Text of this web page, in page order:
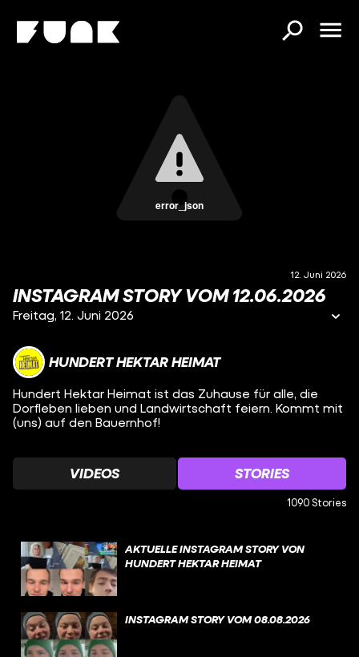
error_json
12. Juni 2026
INSTAGRAM STORY VOM 12.06.2026
Freitag, 12. Juni 2026
HUNDERT HEKTAR HEIMAT
Hundert Hektar Heimat ist das Zuhause für alle, die
Dorfleben lieben und Landwirtschaft feiern. Kommt mit
(uns) auf den Bauernhof!
VIDEOS STORIES
1090 Stories
AKTUELLE INSTAGRAM STORY VON
HUNDERT HEKTAR HEIMAT
INSTAGRAM STORY VOM 08.08.2026